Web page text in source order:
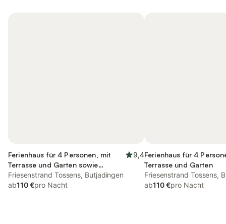
Ferienhaus für 4 Personen, mit
Terrasse und Garten sowie
Seeblick
9,4
Friesenstrand Tossens, Butjadingen
ab110 €pro Nacht
Ferienhaus für 4
Terrasse und Garten
Friesenstrand Tossens,
ab110 €pro Nacht